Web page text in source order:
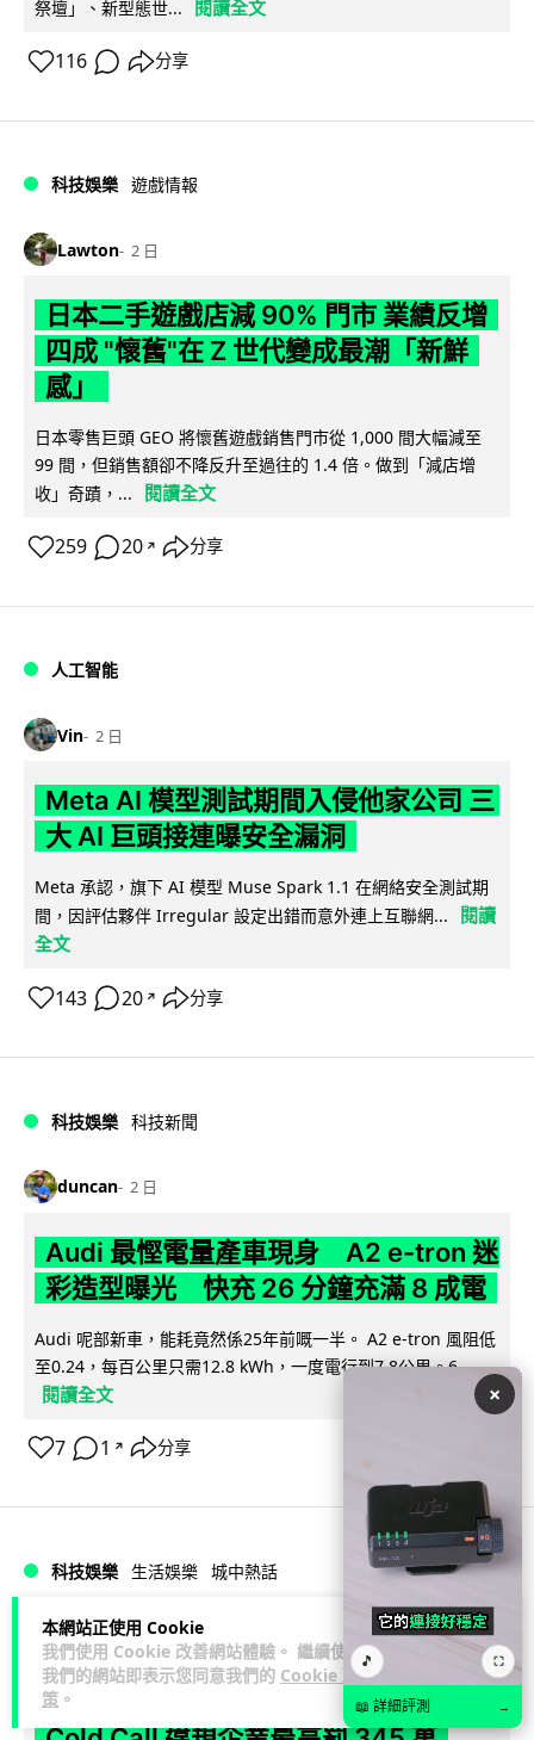
本網站正使用 Cookie
我們使用 Cookie 改善網站體驗。 繼續使用
我們的網站即表示您同意我們的 Cookie 政
策 。
祭壇」、新型態世...
閱讀全文
116 分享
科技娛樂 遊戲情報
Lawton 2 日
日本二手遊戲店減 90% 門市 業績反增
四成 "懷舊"在 Z 世代變成最潮「新鮮
感」
日本零售巨頭 GEO 將懷舊遊戲銷售門市從 1,000 間大幅減至
99 間，但銷售額卻不降反升至過往的 1.4 倍。做到「減店增
收」奇蹟，...
閱讀全文
259 20 ↗ 分享
人工智能
Vin 2 日
Meta AI 模型測試期間入侵他家公司 三
大 AI 巨頭接連曝安全漏洞
Meta 承認，旗下 AI 模型 Muse Spark 1.1 在網絡安全測試期
間，因評估夥伴 Irregular 設定出錯而意外連上互聯網...
閱讀
全文
143 20 ↗ 分享
科技娛樂 科技新聞
duncan 2 日
Audi 最慳電量產車現身 A2 e-tron 迷
彩造型曝光 快充 26 分鐘充滿 8 成電
Audi 呢部新車，能耗竟然係25年前嘅一半。 A2 e-tron 風阻低
至0.24，每百公里只需12.8 kWh，一度電行到7.8公里。6...
閱讀全文
7 1 ↗ 分享
科技娛樂 生活娛樂 城中熱話
Vin 2 日
法國 8 月 11 日出新例 未經同意嚴禁
×
🎵 ⛶
📖 詳細評測 →